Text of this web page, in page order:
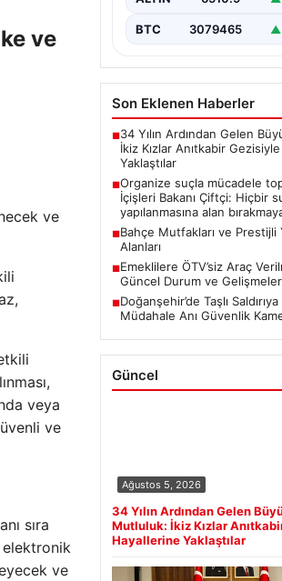
ve
ve
veya
ve
sıra
ve
BTC 3079465 ▲
Son Eklenen Haberler
■34 Yılın Ardından Gelen
İkiz Kızlar Anıtkabir
Yaklaştılar
■Organize suçla mücadele
İçişleri Bakanı Çiftçi: Hiçbir
yapılanmasına alan
■Bahçe Mutfakları ve Prestijli
Alanları
■Emeklilere ÖTV’siz Araç
Güncel Durum ve Gelişmeler
■Doğanşehir’de Taşlı
Müdahale Anı Güvenlik
Güncel
Ağustos 5, 2026
34 Yılın Ardından Gelen
Mutluluk: İkiz Kızlar
Hayallerine Yaklaştılar